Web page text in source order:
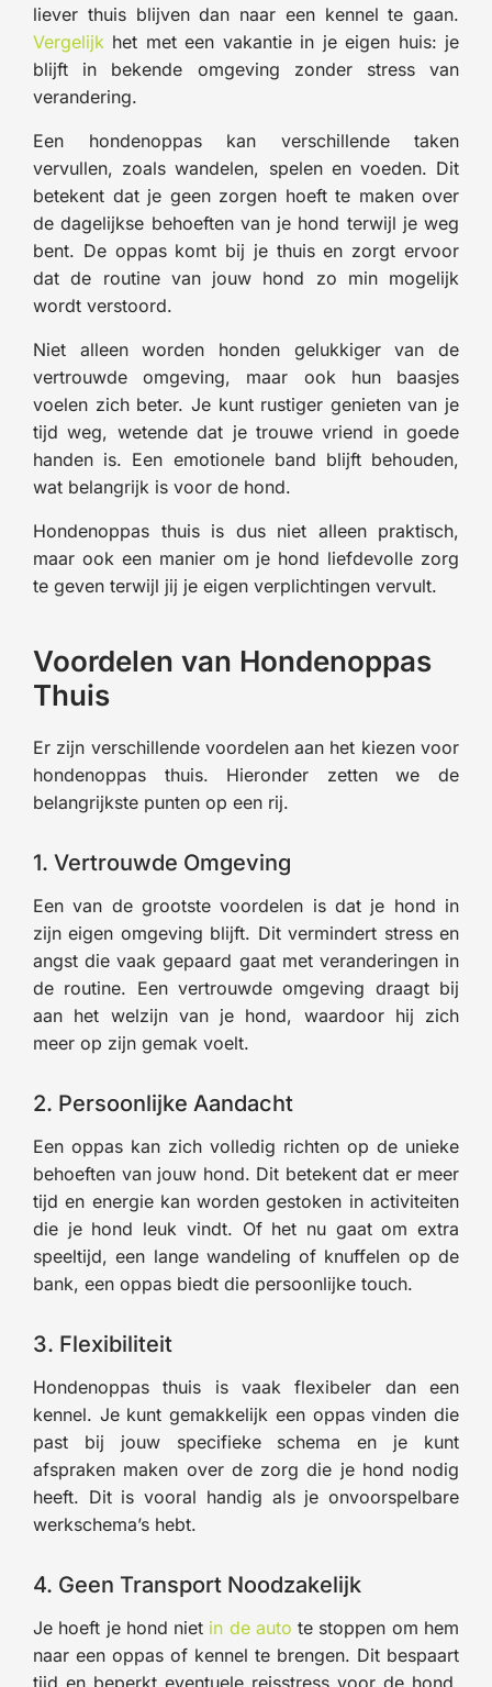
liever thuis blijven dan naar een kennel te gaan.
Vergelijk het met een vakantie in je eigen huis: je
blijft in bekende omgeving zonder stress van
verandering.
Een hondenoppas kan verschillende taken
vervullen, zoals wandelen, spelen en voeden. Dit
betekent dat je geen zorgen hoeft te maken over
de dagelijkse behoeften van je hond terwijl je weg
bent. De oppas komt bij je thuis en zorgt ervoor
dat de routine van jouw hond zo min mogelijk
wordt verstoord.
Niet alleen worden honden gelukkiger van de
vertrouwde omgeving, maar ook hun baasjes
voelen zich beter. Je kunt rustiger genieten van je
tijd weg, wetende dat je trouwe vriend in goede
handen is. Een emotionele band blijft behouden,
wat belangrijk is voor de hond.
Hondenoppas thuis is dus niet alleen praktisch,
maar ook een manier om je hond liefdevolle zorg
te geven terwijl jij je eigen verplichtingen vervult.
Voordelen van Hondenoppas
Thuis
Er zijn verschillende voordelen aan het kiezen voor
hondenoppas thuis. Hieronder zetten we de
belangrijkste punten op een rij.
1. Vertrouwde Omgeving
Een van de grootste voordelen is dat je hond in
zijn eigen omgeving blijft. Dit vermindert stress en
angst die vaak gepaard gaat met veranderingen in
de routine. Een vertrouwde omgeving draagt bij
aan het welzijn van je hond, waardoor hij zich
meer op zijn gemak voelt.
2. Persoonlijke Aandacht
Een oppas kan zich volledig richten op de unieke
behoeften van jouw hond. Dit betekent dat er meer
tijd en energie kan worden gestoken in activiteiten
die je hond leuk vindt. Of het nu gaat om extra
speeltijd, een lange wandeling of knuffelen op de
bank, een oppas biedt die persoonlijke touch.
3. Flexibiliteit
Hondenoppas thuis is vaak flexibeler dan een
kennel. Je kunt gemakkelijk een oppas vinden die
past bij jouw specifieke schema en je kunt
afspraken maken over de zorg die je hond nodig
heeft. Dit is vooral handig als je onvoorspelbare
werkschema’s hebt.
4. Geen Transport Noodzakelijk
Je hoeft je hond niet in de auto te stoppen om hem
naar een oppas of kennel te brengen. Dit bespaart